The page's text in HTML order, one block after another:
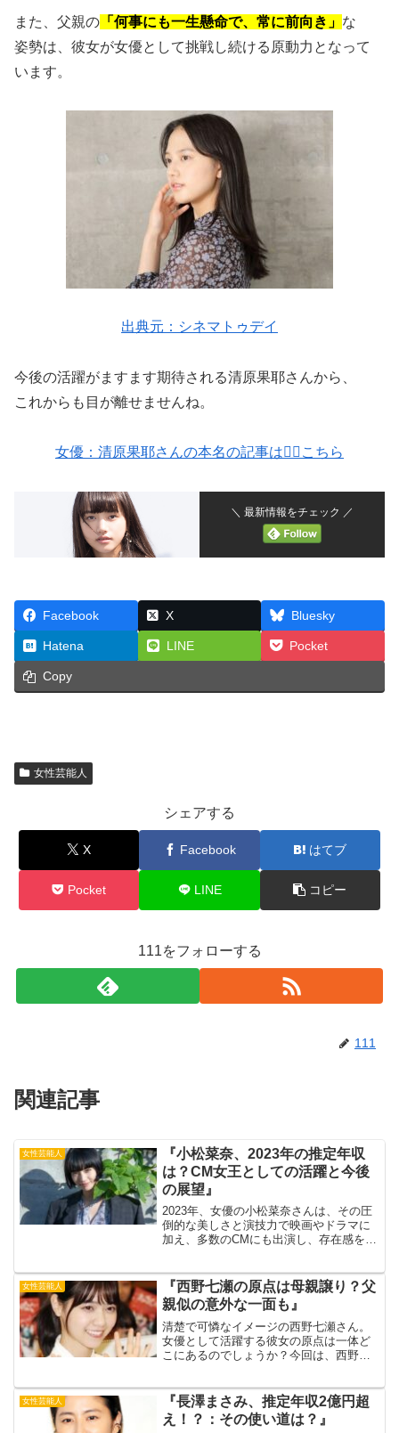
また、父親の 「何事にも一生懸命で、常に前向き」 な
姿勢は、彼女が女優として挑戦し続ける原動力となって
います。
出典元：シネマトゥデイ
今後の活躍がますます期待される清原果耶さんから、
これからも目が離せませんね。
女優：清原果耶さんの本名の記事は💁‍♀️こちら
＼ 最新情報をチェック ／
Facebook X Bluesky
Hatena LINE Pocket
Copy
女性芸能人
シェアする
X Facebook はてブ
Pocket LINE コピー
111をフォローする
111
関連記事
女性芸能人
『小松菜奈、2023年の推定年収
は？CM女王としての活躍と今後
の展望』
2023年、女優の小松菜奈さんは、その圧
倒的な美しさと演技力で映画やドラマに
加え、多数のCMにも出演し、存在感を一
ーとしての活動が注目され、CM女王とし
ての地位を...
女性芸能人
『西野七瀬の原点は母親譲り？父
親似の意外な一面も』
清楚で可憐なイメージの西野七瀬さん。
女優として活躍する彼女の原点は一体ど
こにあるのでしょうか？今回は、西野七
ツを探ってみましょう。さらに、意外な
一面にも迫ります。出典元...
女性芸能人
『長澤まさみ、推定年収2億円超
え！？：その使い道は？』